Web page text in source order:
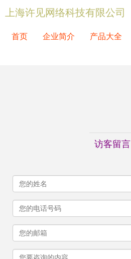
上海许见网络科技有限公司
首页 企业简介 产品大全
访客留言